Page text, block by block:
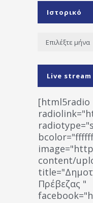
Ιστορικό
Ιστορικό
Live stream
[html5radio
content/
Πρέβεζας "